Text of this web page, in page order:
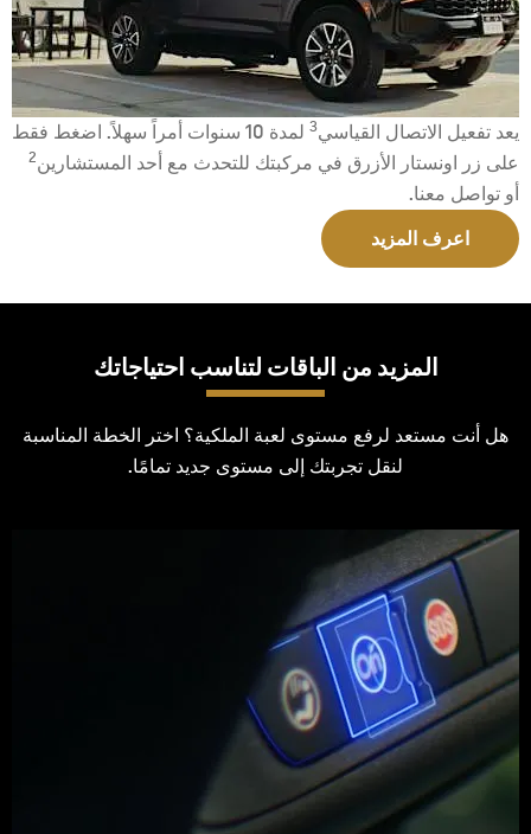
يعد تفعيل الاتصال القياسي3
لمدة 10 سنوات أمراً سهلاً. اضغط فقط
على زر اونستار الأزرق في مركبتك للتحدث مع أحد المستشارين2
أو تواصل معنا.
اعرف المزيد
المزيد من الباقات لتناسب احتياجاتك
هل أنت مستعد لرفع مستوى لعبة الملكية؟ اختر الخطة المناسبة
لنقل تجربتك إلى مستوى جديد تمامًا.